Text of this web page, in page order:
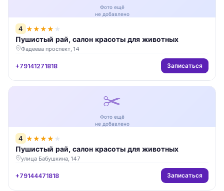
Фото ещё
не добавлено
4 ★★★★ ★
Пушистый рай, салон красоты для животных
Фадеева проспект, 14
+79141271818 Записаться
✂️
Фото ещё
не добавлено
4 ★★★★ ★
Пушистый рай, салон красоты для животных
улица Бабушкина, 147
+79144471818 Записаться